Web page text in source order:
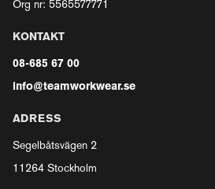
Org nr: 5565577771
KONTAKT
08-685 67 00
info@teamworkwear.se
ADRESS
Segelbåtsvägen 2
11264 Stockholm